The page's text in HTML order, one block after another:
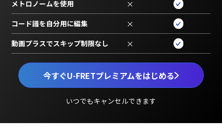
今すぐU-FRETプレミアムをはじめる
いつでもキャンセルできます
メトロノームを使用 ×
コード譜を自分用に編集 ×
動画プラスでスキップ制限なし ×